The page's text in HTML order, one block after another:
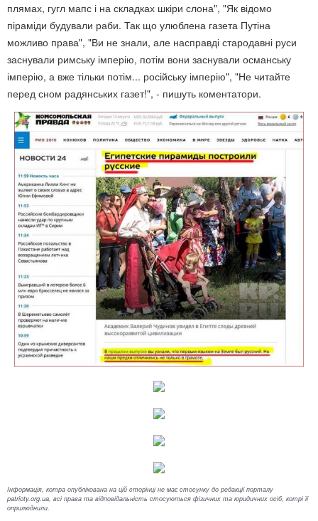
плямах, гугл мапс і на складках шкіри слона", "Як відомо
піраміди будували раби. Так що улюблена газета Путіна
можливо права", "Ви не знали, але насправді стародавні руси
заснували римську імперію, потім вони заснували османську
імперію, а вже тільки потім... російську імперію", "Не читайте
перед сном радянських газет!", - пишуть коментатори.
Інформація, котра опублікована на цій сторінці не має стосунку до редакції порталу
patrioty.org.ua, всі права та відповідальність стосуються фізичних та юридичних осіб, котрі її
оприлюднили.